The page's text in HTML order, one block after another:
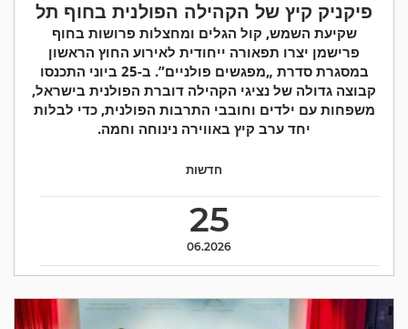
פיקניק קיץ של הקהילה הפולנית בחוף תל
שקיעת השמש, קול הגלים ומחצלות פרושות בחוף
פרישמן יצרו תפאורה ייחודית לאירוע החוץ הראשון
במסגרת סדרת „מפגשים פולניים”. ב-25 ביוני התכנסו
קבוצה גדולה של נציגי הקהילה דוברת הפולנית בישראל,
משפחות עם ילדים וחובבי התרבות הפולנית, כדי לבלות
יחד ערב קיץ באווירה נינוחה וחמה.
25
06.2026
חדשות